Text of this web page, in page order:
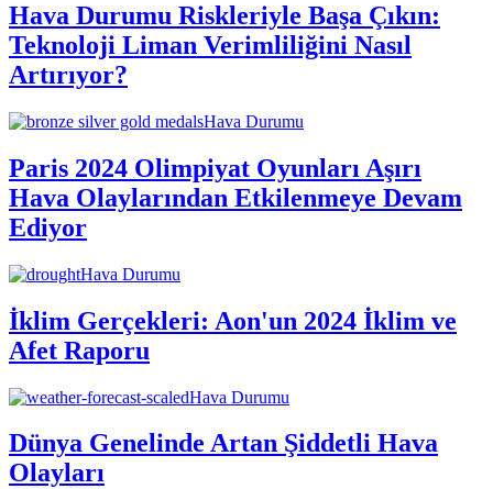
Hava Durumu Riskleriyle Başa Çıkın:
Teknoloji Liman Verimliliğini Nasıl
Artırıyor?
Hava Durumu
Paris 2024 Olimpiyat Oyunları Aşırı
Hava Olaylarından Etkilenmeye Devam
Ediyor
Hava Durumu
İklim Gerçekleri: Aon'un 2024 İklim ve
Afet Raporu
Hava Durumu
Dünya Genelinde Artan Şiddetli Hava
Olayları